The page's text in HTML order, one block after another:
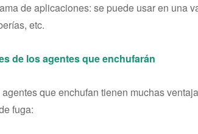
de aplicaciones: se puede usar en una
etc.
de los agentes que enchufarán
que enchufan tienen muchas
fuga: